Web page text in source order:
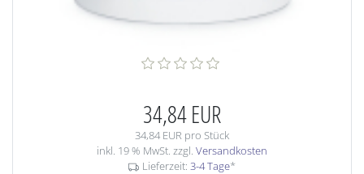
34,84 EUR
34,84 EUR pro Stück
inkl. 19 % MwSt. zzgl. Versandkosten
Lieferzeit: 3-4 Tage*